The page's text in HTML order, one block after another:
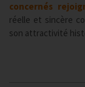
concernés
réelle et sincère
son attractivité